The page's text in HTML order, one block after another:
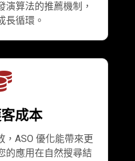
演算法的推薦機制，
長循環。
成本
ASO 優化能帶來更
的應用在自然搜尋結